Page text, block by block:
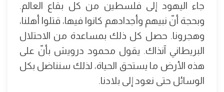
جاء اليهود إلى فلسطين من كل بقاع العالم.
وبحجة أنّ نبيهم وأجدادهم كانوا فيها، قتلوا أهلنا،
وهجرونا. حصل كل ذلك بمساعدة من الاحتلال
البريطاني آنذاك. يقول محمود درويش بأنّ على
هذه الأرض ما يستحق الحياة، لذلك سنناضل بكل
الوسائل حتى نعود إلى بلادنا.